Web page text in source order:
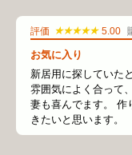
評価 ★★★★★ 5.00
お気に入り
新居用に探していた
雰囲気によく合って
妻も喜んでます。 作
きたいと思います。